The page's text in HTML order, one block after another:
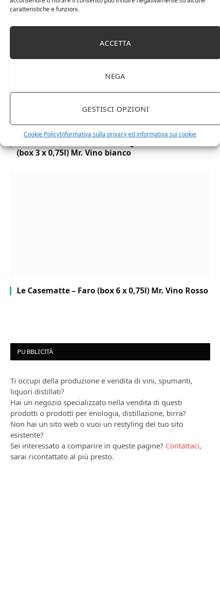
caratteristiche e funzioni.
ACCETTA
NEGA
GESTISCI OPZIONI
Cookie PolicyInformativa sulla privacy ed informativa sui cookie
Bottiglia Numerata, Produzione Limitata, 750 Ml
(box 3 x 0,75l) Mr. Vino bianco
Le Casematte – Faro (box 6 x 0,75l) Mr. Vino Rosso
PUBBLICITÀ
Ti occupi della produzione e vendita di vini, spumanti,
liquori distillati?
Hai un negozio specializzato nella vendita di questi
prodotti o prodotti per enologia, distillazione, birra?
Non hai un sito web o vuoi un restyling del tuo sito
esistente?
Sei interessato a comparire in queste pagine? Contattaci,
sarai ricontattato al più presto.